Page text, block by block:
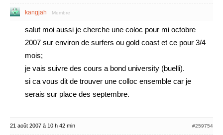
kangjah Membre
salut moi aussi je cherche une coloc pour mi octobre
2007 sur environ de surfers ou gold coast et ce pour 3/4
mois;
je vais suivre des cours a bond university (buelli).
si ca vous dit de trouver une colloc ensemble car je
serais sur place des septembre.
21 août 2007 à 10 h 42 min #259754